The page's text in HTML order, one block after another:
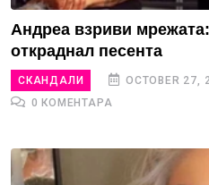
Андреа взриви
откраднал песента
СКАНДАЛИ OCTOBER 27,
0 КОМЕНТАРА